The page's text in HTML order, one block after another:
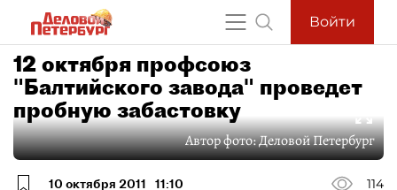
Войти
12 октября профсоюз
"Балтийского завода" проведет
пробную забастовку
Автор фото:Деловой Петербург
10 октября 2011 11:10
114